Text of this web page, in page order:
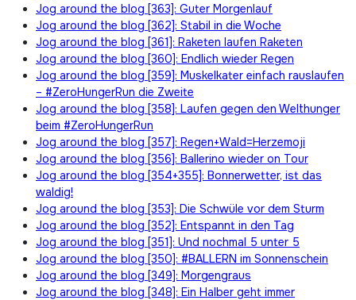
Jog around the blog [363]: Guter Morgenlauf
Jog around the blog [362]: Stabil in die Woche
Jog around the blog [361]: Raketen laufen Raketen
Jog around the blog [360]: Endlich wieder Regen
Jog around the blog [359]: Muskelkater einfach rauslaufen
– #ZeroHungerRun die Zweite
Jog around the blog [358]: Laufen gegen den Welthunger
beim #ZeroHungerRun
Jog around the blog [357]: Regen+Wald=Herzemoji
Jog around the blog [356]: Ballerino wieder on Tour
Jog around the blog [354+355]: Bonnerwetter, ist das
waldig!
Jog around the blog [353]: Die Schwüle vor dem Sturm
Jog around the blog [352]: Entspannt in den Tag
Jog around the blog [351]: Und nochmal 5 unter 5
Jog around the blog [350]: #BALLERN im Sonnenschein
Jog around the blog [349]: Morgengraus
Jog around the blog [348]: Ein Halber geht immer